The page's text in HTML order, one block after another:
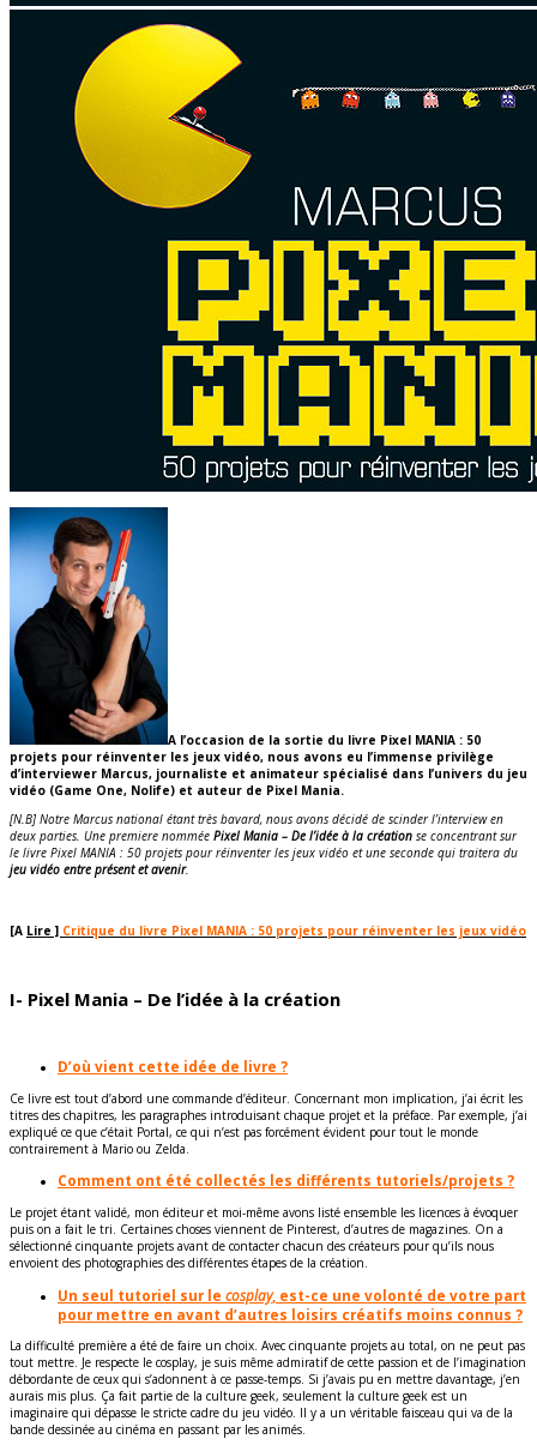
A l’occasion de la sortie du livre Pixel MANIA : 50
projets pour réinventer les jeux vidéo, nous avons eu l’immense privilège
d’interviewer Marcus, journaliste et animateur spécialisé dans l’univers du jeu
vidéo (Game One, Nolife) et auteur de Pixel Mania.
[N.B] Notre Marcus national étant très bavard, nous avons décidé de scinder l’interview en
deux parties. Une premiere nommée Pixel Mania – De l’idée à la création se concentrant sur
le livre Pixel MANIA : 50 projets pour réinventer les jeux vidéo et une seconde qui traitera du
jeu vidéo entre présent et avenir.
[A Lire ] Critique du livre Pixel MANIA : 50 projets pour réinventer les jeux vidéo
I- Pixel Mania – De l’idée à la création
D’où vient cette idée de livre ?
Ce livre est tout d’abord une commande d’éditeur. Concernant mon implication, j’ai écrit les
titres des chapitres, les paragraphes introduisant chaque projet et la préface. Par exemple, j’ai
expliqué ce que c’était Portal, ce qui n’est pas forcément évident pour tout le monde
contrairement à Mario ou Zelda.
Comment ont été collectés les différents tutoriels/projets ?
Le projet étant validé, mon éditeur et moi-même avons listé ensemble les licences à évoquer
puis on a fait le tri. Certaines choses viennent de Pinterest, d’autres de magazines. On a
sélectionné cinquante projets avant de contacter chacun des créateurs pour qu’ils nous
envoient des photographies des différentes étapes de la création.
Un seul tutoriel sur le cosplay, est-ce une volonté de votre part
pour mettre en avant d’autres loisirs créatifs moins connus ?
La difficulté première a été de faire un choix. Avec cinquante projets au total, on ne peut pas
tout mettre. Je respecte le cosplay, je suis même admiratif de cette passion et de l’imagination
débordante de ceux qui s’adonnent à ce passe-temps. Si j’avais pu en mettre davantage, j’en
aurais mis plus. Ça fait partie de la culture geek, seulement la culture geek est un
imaginaire qui dépasse le stricte cadre du jeu vidéo. Il y a un véritable faisceau qui va de la
bande dessinée au cinéma en passant par les animés.